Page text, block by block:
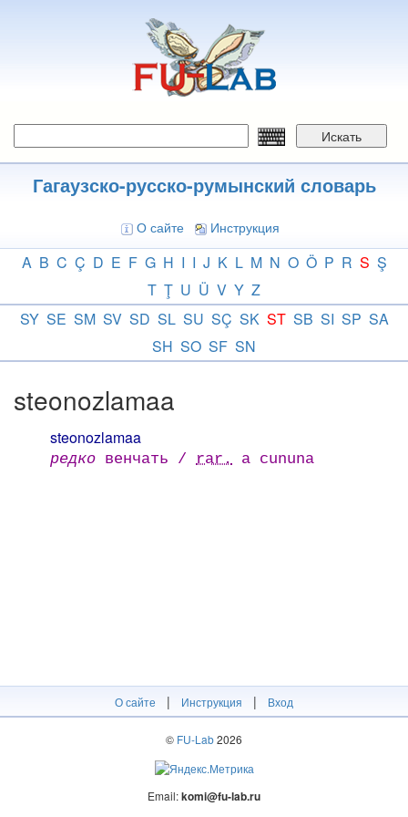
Искать
Гагаузско-русско-румынский словарь
О сайте Инструкция
A B C Ç D E F G H I I J K L M N O Ö P R S Ş
T Ţ U Ü V Y Z
SY SE SM SV SD SL SU SÇ SK ST SB SI SP SA
SH SO SF SN
steonozlamaa
steonozlamaa
редко венчать / rar. a cununa
О сайте | Инструкция | Вход
© FU-Lab2026
Email:komi@fu-lab.ru